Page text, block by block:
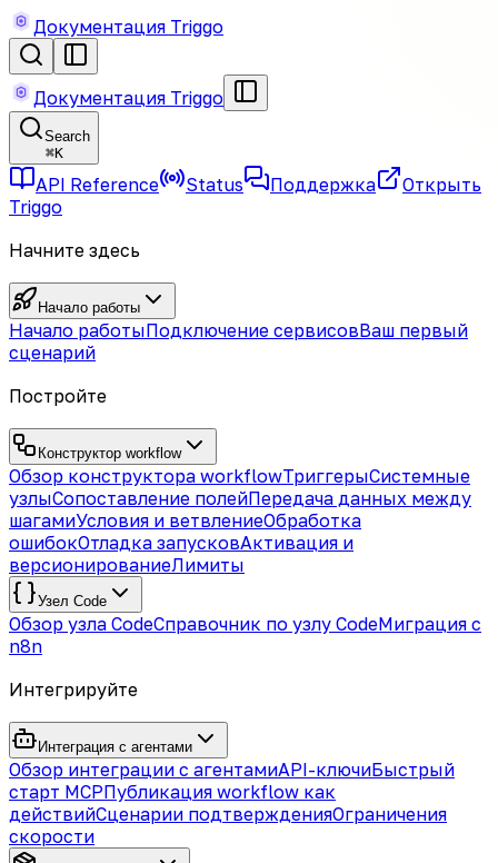
Документация Triggo
Документация Triggo
Search
⌘K
API Reference Status Поддержка
Открыть
Triggo
Начните здесь
Начало работы
Начало работыПодключение сервисовВаш первый
сценарий
Постройте
Конструктор workflow
Обзор конструктора workflowТриггерыСистемные
узлыСопоставление полейПередача данных между
шагамиУсловия и ветвлениеОбработка
ошибокОтладка запусковАктивация и
версионированиеЛимиты
Узел Code
Обзор узла CodeСправочник по узлу CodeМиграция с
n8n
Интегрируйте
Интеграция с агентами
Обзор интеграции с агентамиAPI-ключиБыстрый
старт MCPПубликация workflow как
действийСценарии подтвержденияОграничения
скорости